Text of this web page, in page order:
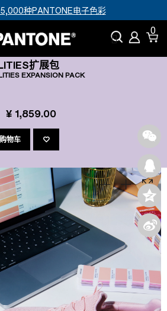
种PANTONE电子色彩
0
扩展包
EXPANSION PACK
¥ 1,859.00
物车